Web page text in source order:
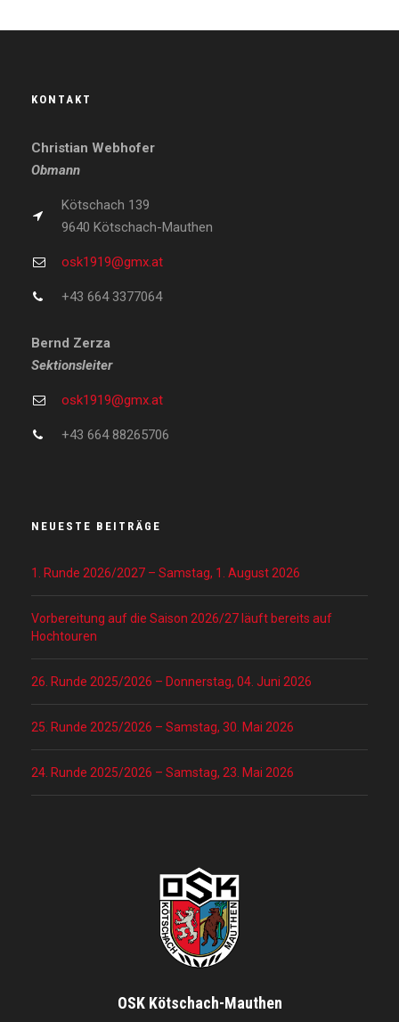
KONTAKT
Christian Webhofer
Obmann
Kötschach 139
9640 Kötschach-Mauthen
osk1919@gmx.at
+43 664 3377064
Bernd Zerza
Sektionsleiter
osk1919@gmx.at
+43 664 88265706
NEUESTE BEITRÄGE
1. Runde 2026/2027 – Samstag, 1. August 2026
Vorbereitung auf die Saison 2026/27 läuft bereits auf
Hochtouren
26. Runde 2025/2026 – Donnerstag, 04. Juni 2026
25. Runde 2025/2026 – Samstag, 30. Mai 2026
24. Runde 2025/2026 – Samstag, 23. Mai 2026
OSK Kötschach-Mauthen